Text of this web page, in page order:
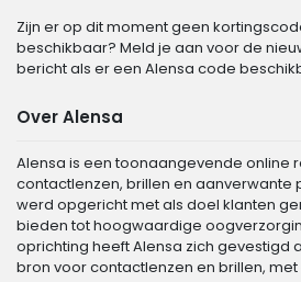
Zijn er op dit moment geen
beschikbaar? Meld je aan voor de
bericht als er een Alensa code
Over Alensa
Alensa is een toonaangevende online
contactlenzen, brillen en aanverwante
werd opgericht met als doel klanten
bieden tot hoogwaardige
oprichting heeft Alensa zich gevestigd
bron voor contactlenzen en brillen,